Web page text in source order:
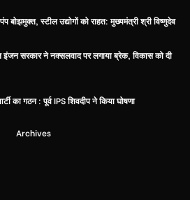
बोझमुक्त, स्टील उद्योगों को राहत: मुख्यमंत्री श्री विष्णुदेव
इंजन सरकार ने नक्सलवाद पर लगाया ब्रेक, विकास को दी
का गठन : पूर्व IPS शिवदीप ने किया घोषणा
Archives